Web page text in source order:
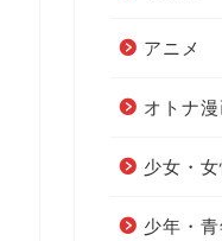
アニメ
オトナ
少女・
少年・